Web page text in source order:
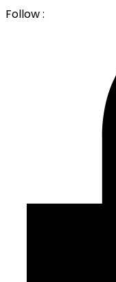
Follow :